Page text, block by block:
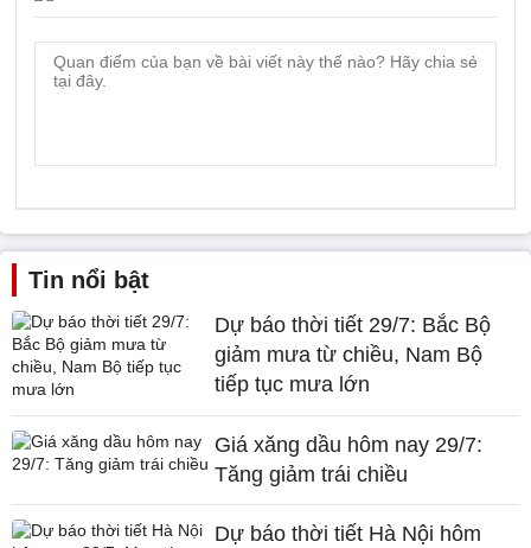
Tin nổi bật
Dự báo thời tiết 29/7: Bắc Bộ
giảm mưa từ chiều, Nam Bộ
tiếp tục mưa lớn
Giá xăng dầu hôm nay 29/7:
Tăng giảm trái chiều
Dự báo thời tiết Hà Nội hôm